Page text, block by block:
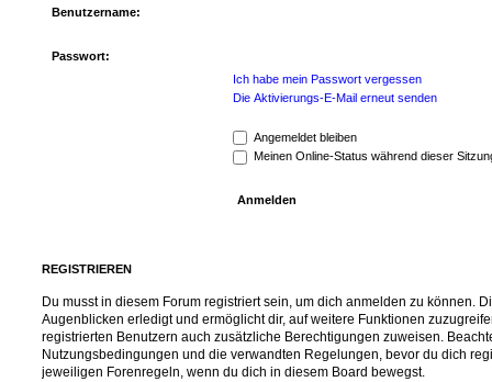
Benutzername:
Passwort:
Ich habe mein Passwort vergessen
Die Aktivierungs-E-Mail erneut senden
Angemeldet bleiben
Meinen Online-Status während dieser
REGISTRIEREN
Du musst in diesem Forum registriert sein, um dich anmelden zu können.
Augenblicken erledigt und ermöglicht dir, auf weitere Funktionen
registrierten Benutzern auch zusätzliche Berechtigungen zuweisen.
Nutzungsbedingungen und die verwandten Regelungen, bevor du dich
jeweiligen Forenregeln, wenn du dich in diesem Board bewegst.